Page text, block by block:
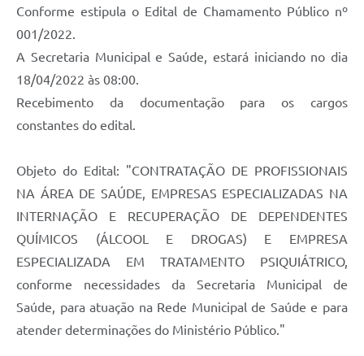
Conforme estipula o Edital de Chamamento Público nº
001/2022.
A Secretaria Municipal e Saúde, estará iniciando no dia
18/04/2022 às 08:00.
Recebimento da documentação para os cargos
constantes do edital.
Objeto do Edital: "CONTRATAÇÃO DE PROFISSIONAIS
NA ÁREA DE SAÚDE, EMPRESAS ESPECIALIZADAS NA
INTERNAÇÃO E RECUPERAÇÃO DE DEPENDENTES
QUÍMICOS (ÁLCOOL E DROGAS) E EMPRESA
ESPECIALIZADA EM TRATAMENTO PSIQUIÁTRICO,
conforme necessidades da Secretaria Municipal de
Saúde, para atuação na Rede Municipal de Saúde e para
atender determinações do Ministério Público."